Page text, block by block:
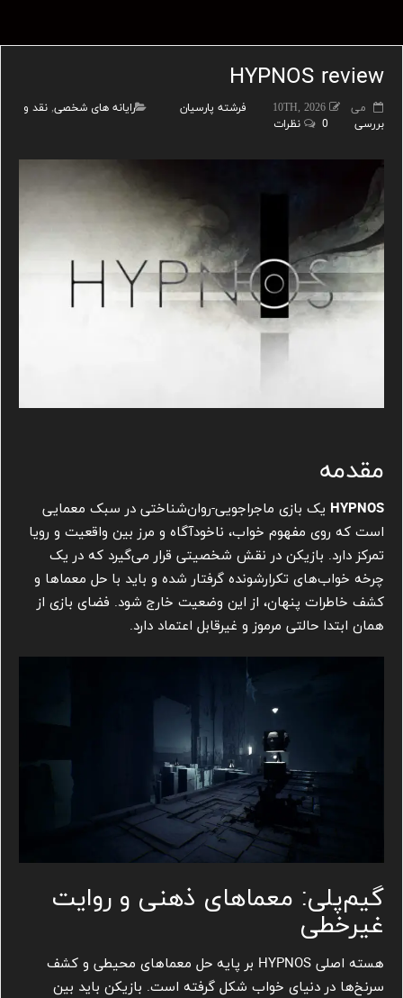
HYPNOS review
می 10TH, 2026 فرشته پارسیان رایانه های شخصی, نقد و
بررسی
0 نظرات
مقدمه
HYPNOS یک بازی ماجراجویی-روان‌شناختی در سبک معمایی
است که روی مفهوم خواب، ناخودآگاه و مرز بین واقعیت و رویا
تمرکز دارد. بازیکن در نقش شخصیتی قرار می‌گیرد که در یک
چرخه خواب‌های تکرارشونده گرفتار شده و باید با حل معماها و
کشف خاطرات پنهان، از این وضعیت خارج شود. فضای بازی از
همان ابتدا حالتی مرموز و غیرقابل اعتماد دارد.
گیم‌پلی: معماهای ذهنی و روایت
غیرخطی
هسته اصلی HYPNOS بر پایه حل معماهای محیطی و کشف
سرنخ‌ها در دنیای خواب شکل گرفته است. بازیکن باید بین